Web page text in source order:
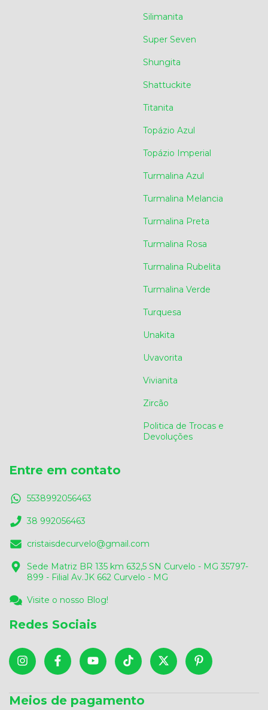
Silimanita
Super Seven
Shungita
Shattuckite
Titanita
Topázio Azul
Topázio Imperial
Turmalina Azul
Turmalina Melancia
Turmalina Preta
Turmalina Rosa
Turmalina Rubelita
Turmalina Verde
Turquesa
Unakita
Uvavorita
Vivianita
Zircão
Politica de Trocas e
Devoluções
Entre em contato
5538992056463
38 992056463
cristaisdecurvelo@gmail.com
Sede Matriz BR 135 km 632,5 SN Curvelo - MG 35797-
899 - Filial Av.JK 662 Curvelo - MG
Visite o nosso Blog!
Redes Sociais
Meios de pagamento